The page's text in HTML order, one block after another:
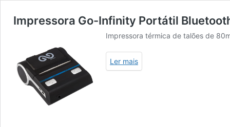
Impressora Go-Infinity Portátil
Impressora térmica de talões de
Ler mais